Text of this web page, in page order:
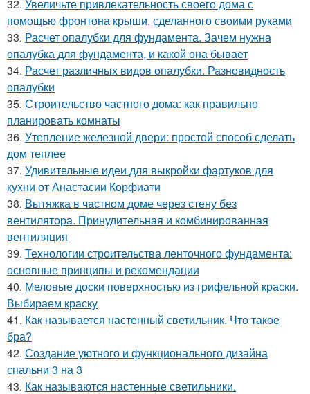
32. Увеличьте привлекательность своего дома с
помощью фронтона крыши, сделанного своими руками
33. Расчет опалубки для фундамента. Зачем нужна
опалубка для фундамента, и какой она бывает
34. Расчет различных видов опалубки. Разновидность
опалубки
35. Строительство частного дома: как правильно
планировать комнаты
36. Утепление железной двери: простой способ сделать
дом теплее
37. Удивительные идеи для выкройки фартуков для
кухни от Анастасии Корфиати
38. Вытяжка в частном доме через стену без
вентилятора. Принудительная и комбинированная
вентиляция
39. Технологии строительства ленточного фундамента:
основные принципы и рекомендации
40. Меловые доски поверхностью из грифельной краски.
Выбираем краску
41. Как называется настенный светильник. Что такое
бра?
42. Создание уютного и функционального дизайна
спальни 3 на 3
43. Как называются настенные светильники.